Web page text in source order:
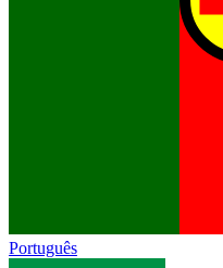
Português